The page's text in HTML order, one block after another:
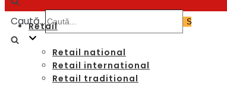
Caută...
Retail
Retail national
Retail international
Retail traditional